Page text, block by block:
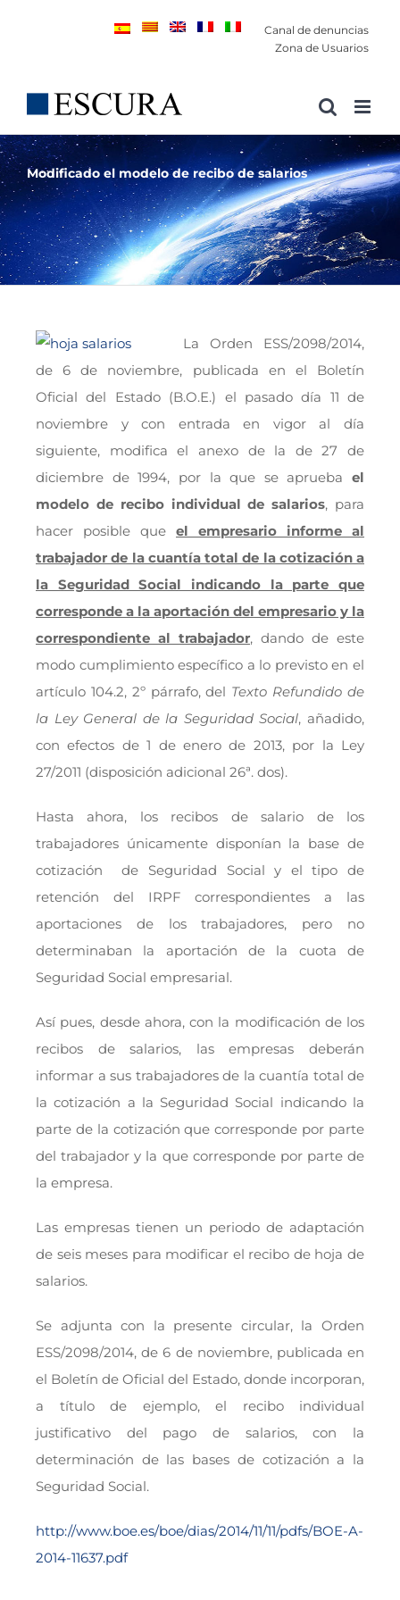
Canal de denuncias
Zona de Usuarios
Modificado el modelo de recibo de salarios
La Orden ESS/2098/2014,
de 6 de noviembre, publicada en el Boletín
Oficial del Estado (B.O.E.) el pasado día 11 de
noviembre y con entrada en vigor al día
siguiente, modifica el anexo de la de 27 de
diciembre de 1994, por la que se aprueba el
modelo de recibo individual de salarios, para
hacer posible que el empresario informe al
trabajador de la cuantía total de la cotización a
la Seguridad Social indicando la parte que
corresponde a la aportación del empresario y la
correspondiente al trabajador, dando de este
modo cumplimiento específico a lo previsto en el
artículo 104.2, 2º párrafo, del Texto Refundido de
la Ley General de la Seguridad Social, añadido,
con efectos de 1 de enero de 2013, por la Ley
27/2011 (disposición adicional 26ª. dos).
Hasta ahora, los recibos de salario de los
trabajadores únicamente disponían la base de
cotización de Seguridad Social y el tipo de
retención del IRPF correspondientes a las
aportaciones de los trabajadores, pero no
determinaban la aportación de la cuota de
Seguridad Social empresarial.
Así pues, desde ahora, con la modificación de los
recibos de salarios, las empresas deberán
informar a sus trabajadores de la cuantía total de
la cotización a la Seguridad Social indicando la
parte de la cotización que corresponde por parte
del trabajador y la que corresponde por parte de
la empresa.
Las empresas tienen un periodo de adaptación
de seis meses para modificar el recibo de hoja de
salarios.
Se adjunta con la presente circular, la Orden
ESS/2098/2014, de 6 de noviembre, publicada en
el Boletín de Oficial del Estado, donde incorporan,
a título de ejemplo, el recibo individual
justificativo del pago de salarios, con la
determinación de las bases de cotización a la
Seguridad Social.
http://www.boe.es/boe/dias/2014/11/11/pdfs/BOE-A-
2014-11637.pdf